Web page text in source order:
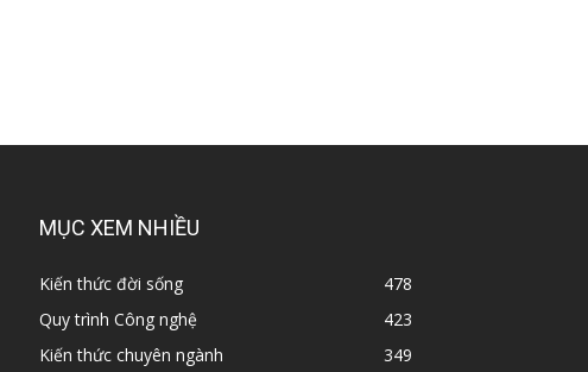
MỤC XEM NHIỀU
Kiến thức đời sống
478
Quy trình Công nghệ
423
Kiến thức chuyên ngành
349